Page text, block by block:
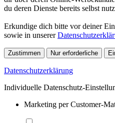
du deren Dienste bereits selbst
Erkundige dich bitte vor deiner
sowie in unserer
Zustimmen Nur erforderliche
Datenschutzerklärung
Individuelle Datenschutz-
Marketing per Customer-